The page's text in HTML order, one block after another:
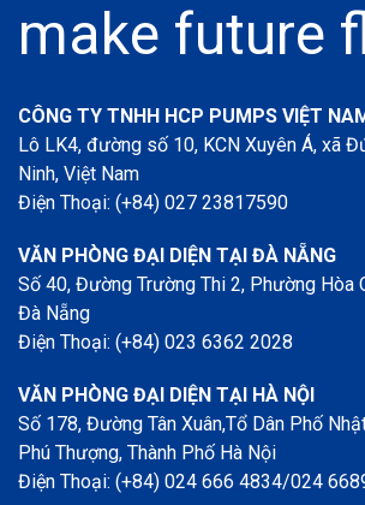
make future
CÔNG TY TNHH HCP PUMPS VIỆT
Lô LK4, đường số 10, KCN Xuyên Á, xã
Ninh, Việt Nam
Điện Thoại: (+84) 027 23817590
VĂN PHÒNG ĐẠI DIỆN TẠI ĐÀ NẴNG
Số 40, Đường Trường Thi 2, Phường Hòa
Đà Nẵng
Điện Thoại: (+84) 023 6362 2028
VĂN PHÒNG ĐẠI DIỆN TẠI HÀ NỘI
Số 178, Đường Tân Xuân,Tổ Dân Phố
Phú Thượng, Thành Phố Hà Nội
Điện Thoại: (+84) 024 666 4834/024